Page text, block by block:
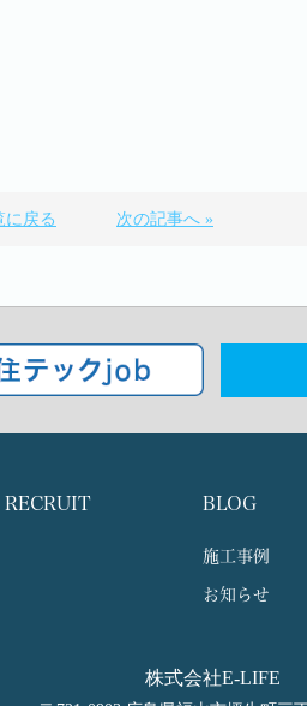
に戻る 次の記事へ »
RECRUIT BLOG
施工事例
お知らせ
株式会社E-LIFE